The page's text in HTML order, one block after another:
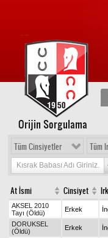
Orijin Sorgulama
Tüm Cinsiyetler Tüm
Kısrak Babası Adı Giriniz.
At İsmi Cinsiyet Irk
AKSEL 2010
Tayı (Öldü)
Erkek
DORUKSEL
(Öldü)
Erkek